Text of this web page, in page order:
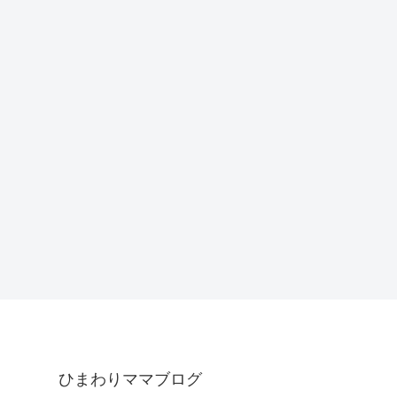
ひまわりママブログ